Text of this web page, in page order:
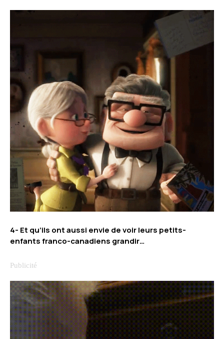
4- Et qu’ils ont aussi envie de voir leurs petits-
enfants franco-canadiens grandir…